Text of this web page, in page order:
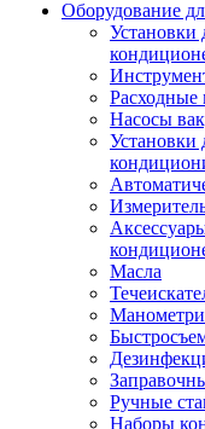
Оборудование
Установки
Расходные
Насосы
Установки
Масла
Ручные
Наборы